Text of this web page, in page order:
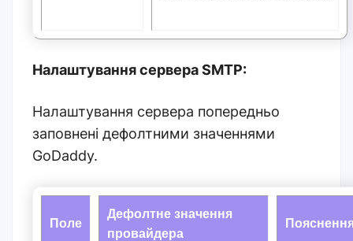
Налаштування сервера SMTP:
Налаштування сервера попередньо
заповнені дефолтними значеннями
GoDaddy.
Поле
Дефолтне значення
провайдера